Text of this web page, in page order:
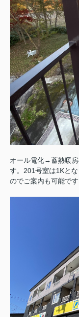
オール電化→蓄熱暖
す。201号室は1Kと
のでご案内も可能で